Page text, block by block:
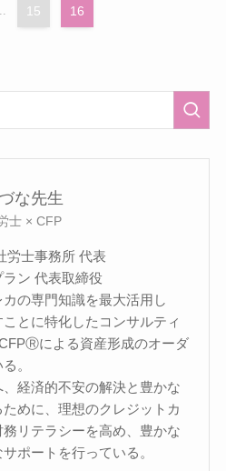
15 16
な先生
士 × CFP
労士事務所 代表
ン 代表取締役
の専門知識を最大活用し
とに特化したコンサルティ
による資産形成のオーダ
。
経済的不安の解決と豊かな
めに、理想のクレジットカ
リテラシーを高め、豊かな
ポートを行っている。